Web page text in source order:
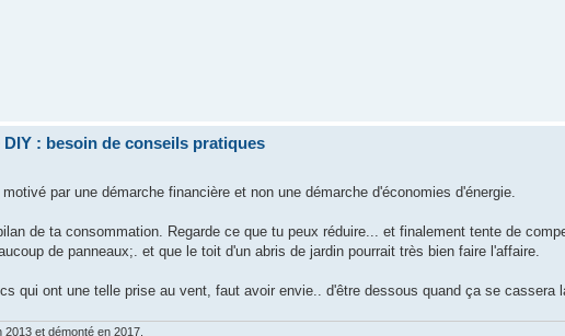
: besoin de conseils pratiques
par une démarche financière et non une démarche d'économies d'énergie.
de ta consommation. Regarde ce que tu peux réduire... et finalement tente de
de panneaux;. et que le toit d'un abris de jardin pourrait très bien faire l'affaire.
qui ont une telle prise au vent, faut avoir envie.. d'être dessous quand ça se cassera
et démonté en 2017.